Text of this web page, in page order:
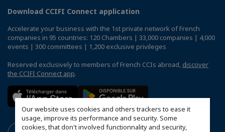
Our website uses cookies and others trackers to ease it
usage, improve its performance and security. Some
cookies, that don't involved functionnality and security,
Download CCIFI Connect application
Accelerate your business with the 1st private network of French
companies in 95 countries: 120 Chambers | 33,000 companies | 4,000
events | 300 committees | 1,200 exclusive privileges
Reserved exclusively to members of French CCIs abroad, discover
the CCIFI Connect app.